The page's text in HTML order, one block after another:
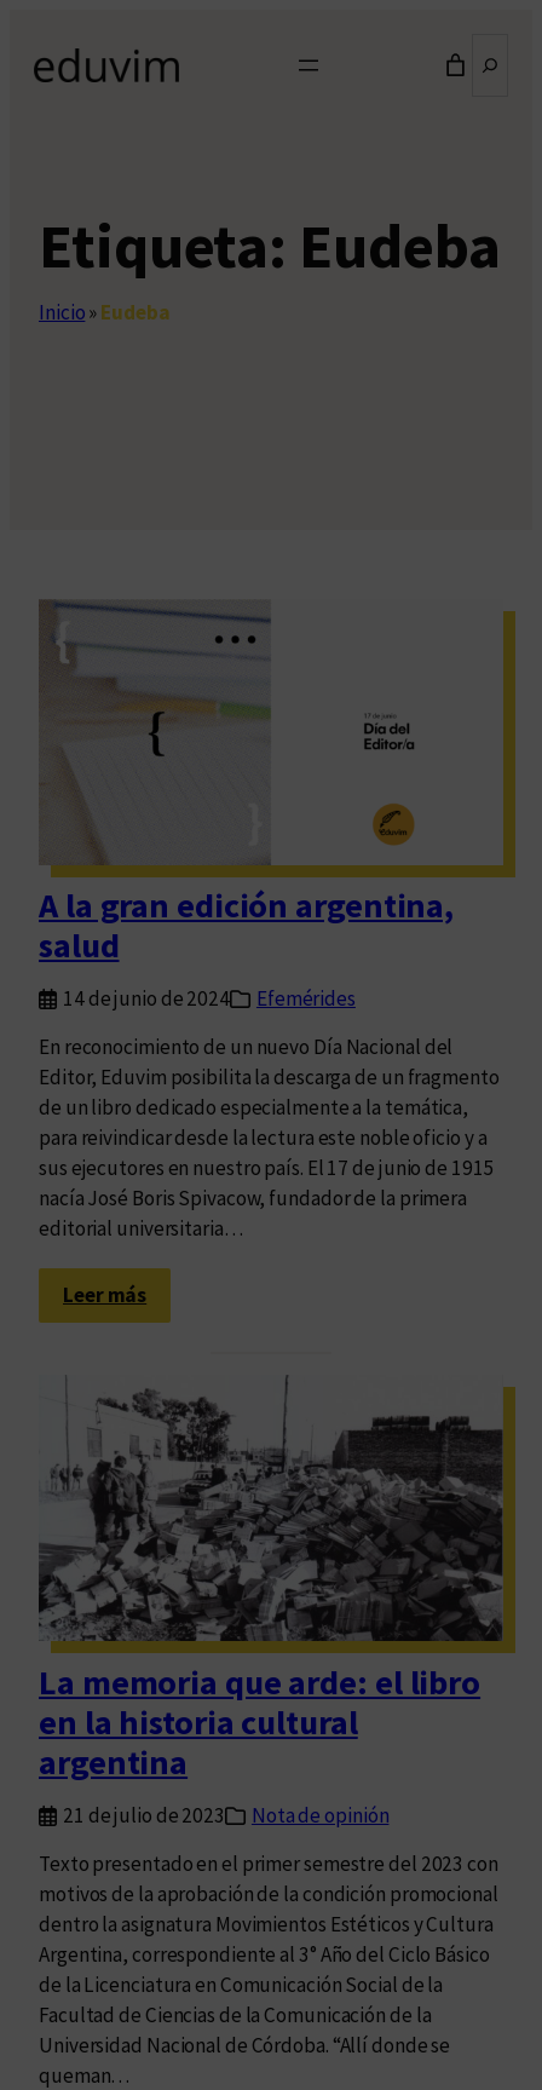
contenido
Etiqueta: Eudeba
Inicio»Eudeba
A la gran edición argentina,
salud
14 de junio de 2024
Efemérides
En reconocimiento de un nuevo Día Nacional del
Editor, Eduvim posibilita la descarga de un fragmento
de un libro dedicado especialmente a la temática,
para reivindicar desde la lectura este noble oficio y a
sus ejecutores en nuestro país. El 17 de junio de 1915
nacía José Boris Spivacow, fundador de la primera
editorial universitaria…
Leer más:
A
a
g
a
n
e
d
i
c
i
ó
n
a
r
g
n
t
i
n
a
,
s
La memoria que arde: el libro
en la historia cultural
argentina
21 de julio de 2023
Nota de opinión
Texto presentado en el primer semestre del 2023 con
motivos de la aprobación de la condición promocional
dentro la asignatura Movimientos Estéticos y Cultura
Argentina, correspondiente al 3° Año del Ciclo Básico
de la Licenciatura en Comunicación Social de la
Facultad de Ciencias de la Comunicación de la
Universidad Nacional de Córdoba. “Allí donde se
queman…